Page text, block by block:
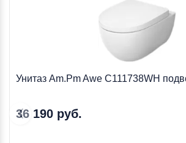
Унитаз Am.Pm Awe C111738WH
36 190 руб.